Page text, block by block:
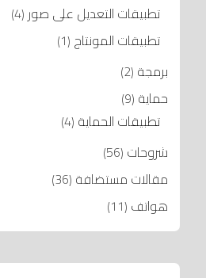
تطبيقات التعديل على صور (4)
تطبيقات المونتاج (1)
برمجة (2)
حماية (9)
تطبيقات الحماية (4)
شروحات (56)
مقالات مستضافة (36)
هواتف (11)